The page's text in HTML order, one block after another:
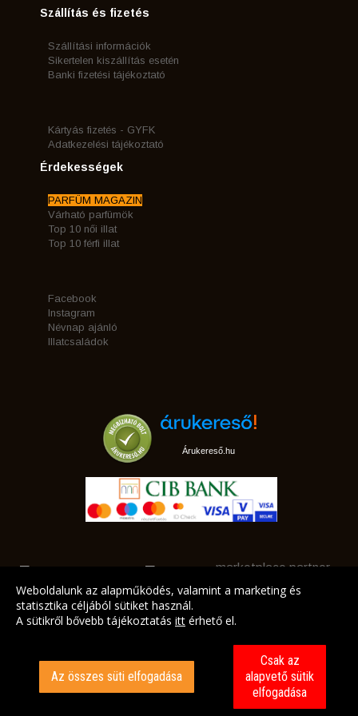
Szállítás és fizetés
Szállítási információk
Sikertelen kiszállítás esetén
Banki fizetési tájékoztató
Kártyás fizetés - GYFK
Adatkezelési tájékoztató
Érdekességek
PARFÜM MAGAZIN
Várható parfümök
Top 10 női illat
Top 10 férfi illat
Facebook
Instagram
Névnap ajánló
Illatcsaládok
Árukereső.hu
marketplace partner
Weboldalunk az alapműködés, valamint a marketing és
statisztika céljából sütiket használ.
A sütikről bővebb tájékoztatás itt érhető el.
Az összes süti elfogadása
Csak az
alapvető sütik
elfogadása